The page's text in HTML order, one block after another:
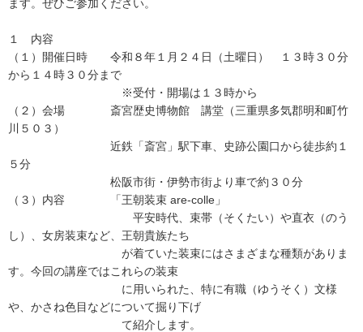
ます。ぜひご参加ください。
１ 内容
（１）開催日時 令和８年１月２４日（土曜日） １３時３０分
から１４時３０分まで
※受付・開場は１３時から
（２）会場 斎宮歴史博物館 講堂（三重県多気郡明和町竹
川５０３）
近鉄「斎宮」駅下車、史跡公園口から徒歩約１
５分
松阪市街・伊勢市街より車で約３０分
（３）内容 「王朝装束 are-colle」
平安時代、束帯（そくたい）や直衣（のう
し）、女房装束など、王朝貴族たち
が着ていた装束にはさまざまな種類がありま
す。今回の講座ではこれらの装束
に用いられた、特に有職（ゆうそく）文様
や、かさね色目などについて掘り下げ
て紹介します。